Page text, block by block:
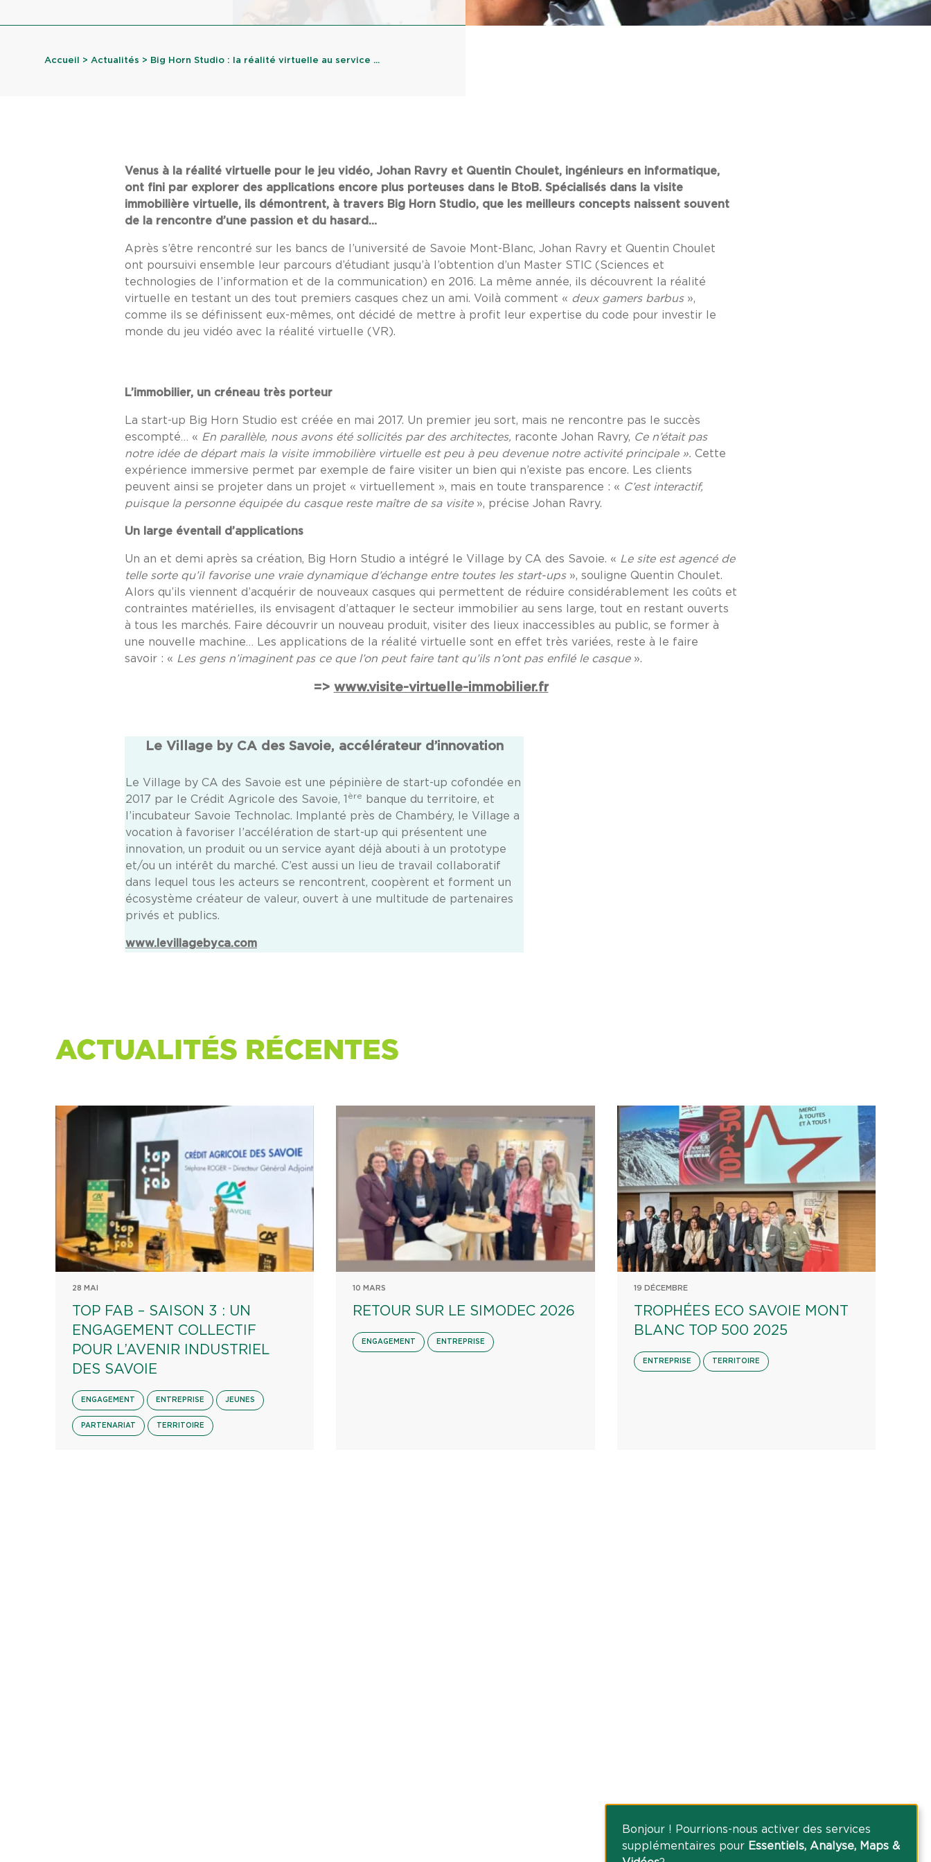
Bonjour ! Pourrions-nous activer des services
supplémentaires pour Essentiels, Analyse, Maps &
Accueil > Actualités > Big Horn Studio : la réalité virtuelle au service ...
Venus à la réalité virtuelle pour le jeu vidéo, Johan Ravry et Quentin Choulet, ingénieurs en informatique,
ont fini par explorer des applications encore plus porteuses dans le BtoB. Spécialisés dans la visite
immobilière virtuelle, ils démontrent, à travers Big Horn Studio, que les meilleurs concepts naissent souvent
de la rencontre d’une passion et du hasard…
Après s’être rencontré sur les bancs de l’université de Savoie Mont-Blanc, Johan Ravry et Quentin Choulet
ont poursuivi ensemble leur parcours d’étudiant jusqu’à l’obtention d’un Master STIC (Sciences et
technologies de l’information et de la communication) en 2016. La même année, ils découvrent la réalité
virtuelle en testant un des tout premiers casques chez un ami. Voilà comment « deux gamers barbus »,
comme ils se définissent eux-mêmes, ont décidé de mettre à profit leur expertise du code pour investir le
monde du jeu vidéo avec la réalité virtuelle (VR).
L’immobilier, un créneau très porteur
La start-up Big Horn Studio est créée en mai 2017. Un premier jeu sort, mais ne rencontre pas le succès
escompté… « En parallèle, nous avons été sollicités par des architectes, raconte Johan Ravry, Ce n’était pas
notre idée de départ mais la visite immobilière virtuelle est peu à peu devenue notre activité principale ». Cette
expérience immersive permet par exemple de faire visiter un bien qui n’existe pas encore. Les clients
peuvent ainsi se projeter dans un projet « virtuellement », mais en toute transparence : « C’est interactif,
puisque la personne équipée du casque reste maître de sa visite », précise Johan Ravry.
Un large éventail d’applications
Un an et demi après sa création, Big Horn Studio a intégré le Village by CA des Savoie. « Le site est agencé de
telle sorte qu’iI favorise une vraie dynamique d’échange entre toutes les start-ups », souligne Quentin Choulet.
Alors qu’ils viennent d’acquérir de nouveaux casques qui permettent de réduire considérablement les coûts et
contraintes matérielles, ils envisagent d’attaquer le secteur immobilier au sens large, tout en restant ouverts
à tous les marchés. Faire découvrir un nouveau produit, visiter des lieux inaccessibles au public, se former à
une nouvelle machine… Les applications de la réalité virtuelle sont en effet très variées, reste à le faire
savoir : « Les gens n’imaginent pas ce que l’on peut faire tant qu’ils n’ont pas enfilé le casque».
=> www.visite-virtuelle-immobilier.fr
Le Village by CA des Savoie, accélérateur d’innovation
Le Village by CA des Savoie est une pépinière de start-up cofondée en
2017 par le Crédit Agricole des Savoie, 1 ère
banque du territoire, et
l’incubateur Savoie Technolac. Implanté près de Chambéry, le Village a
vocation à favoriser l’accélération de start-up qui présentent une
innovation, un produit ou un service ayant déjà abouti à un prototype
et/ou un intérêt du marché. C’est aussi un lieu de travail collaboratif
dans lequel tous les acteurs se rencontrent, coopèrent et forment un
écosystème créateur de valeur, ouvert à une multitude de partenaires
privés et publics.
www.levillagebyca.com
ACTUALITÉS RÉCENTES
28 MAI
TOP FAB – SAISON 3 : UN
ENGAGEMENT COLLECTIF
POUR L’AVENIR INDUSTRIEL
DES SAVOIE
ENGAGEMENT ENTREPRISE JEUNES
PARTENARIAT TERRITOIRE
10 MARS
RETOUR SUR LE SIMODEC 2026
ENGAGEMENT ENTREPRISE
19 DÉCEMBRE
TROPHÉES ECO SAVOIE MONT
BLANC TOP 500 2025
ENTREPRISE TERRITOIRE